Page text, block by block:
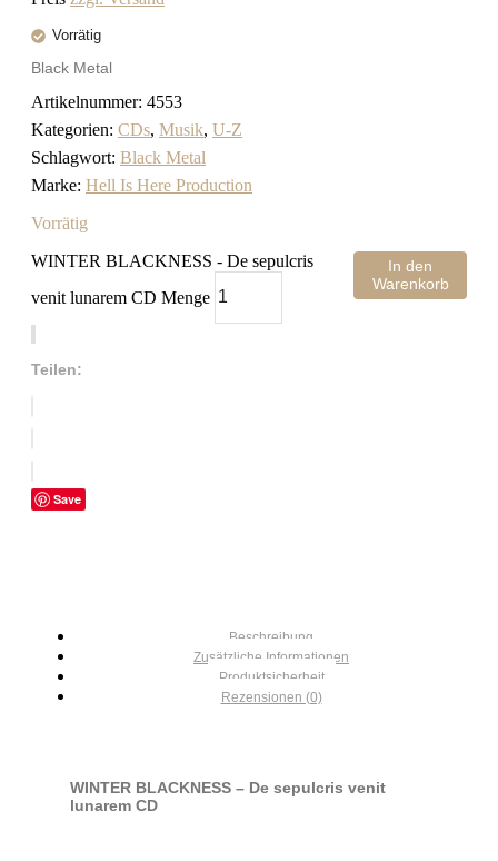
Vorrätig
Black Metal
Artikelnummer: 4553
Kategorien: CDs, Musik, U-Z
Schlagwort: Black Metal
Marke: Hell Is Here Production
Vorrätig
WINTER BLACKNESS - De sepulcris
venit lunarem CD Menge
In den
Warenkorb
Teilen:
Save
Beschreibung
Zusätzliche Informationen
Produktsicherheit
Rezensionen (0)
WINTER BLACKNESS – De sepulcris venit
lunarem CD